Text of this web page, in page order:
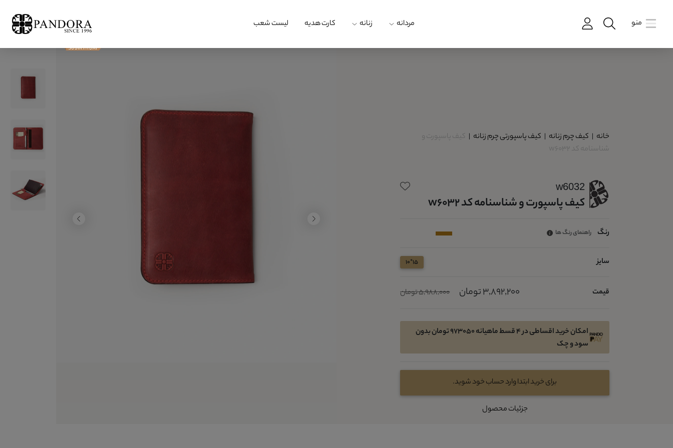
منو مردانه زنانه کارت هدیه لیست شعب
خانه | کیف چرم زنانه | کیف پاسپورتی چرم زنانه | کیف پاسپورت و
شناسنامه کد w6032
w6032
کیف پاسپورت و شناسنامه کد w6032
رنگ راهنمای رنگ ها
سایز 15*10
قیمت 3,892,200 تومان 5,988,000 تومان
امکان خرید اقساطی در 4 قسط ماهیانه 973050 تومان بدون
سود و چک
برای خرید ابتدا وارد حساب خود شوید.
جزئیات محصول